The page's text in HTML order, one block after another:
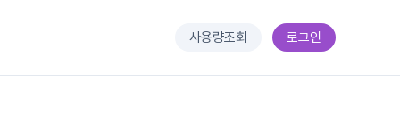
사용량조회 로그인